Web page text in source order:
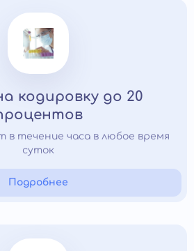
кодировку до 20
в течение часа в любое время
суток
Подробнее